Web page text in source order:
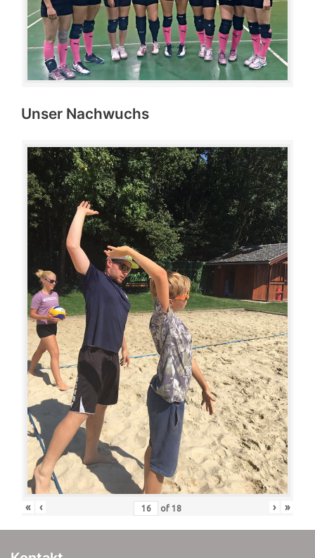
Unser Nachwuchs
« ‹ of 18 › »